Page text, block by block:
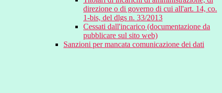
direzione o di governo di cui all'art. 14, co.
1-bis, del dlgs n. 33/2013
Cessati dall'incarico (documentazione da
pubblicare sul sito web)
Sanzioni per mancata comunicazione dei dati